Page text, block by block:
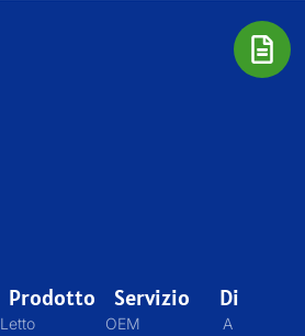
Prodotto
Letto
Servizio
OEM
Di
A